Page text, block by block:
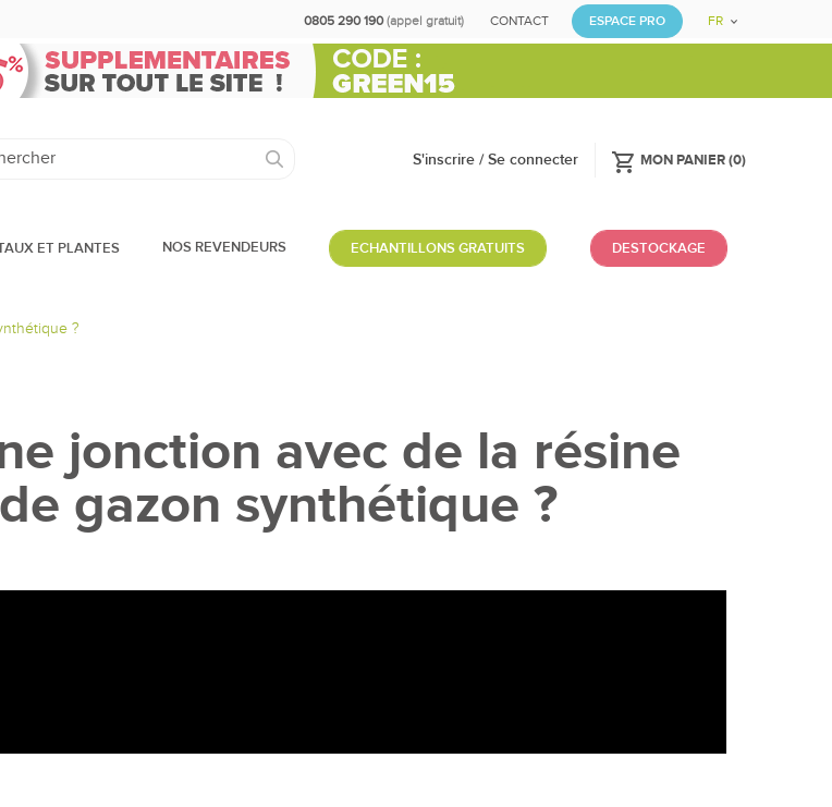
ESPACE PRO
CONTACT
0805 290 190(appel gratuit) FR
shopping_cart MON PANIER(0)
S'inscrire / Se connecter
ET PLANTES NOS REVENDEURS ECHANTILLONS GRATUITS DESTOCKAGE
?
jonction avec de la résine
gazon synthétique ?